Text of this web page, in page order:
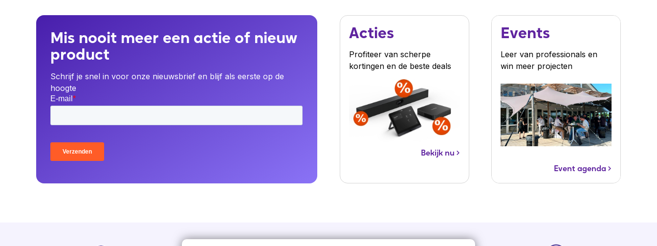
Mis nooit meer een actie of nieuw
product
Schrijf je snel in voor onze nieuwsbrief en blijf als eerste op de
hoogte
Acties
Profiteer van scherpe
kortingen en de beste deals
Bekijk nu
Events
Leer van professionals en
win meer projecten
Event agenda